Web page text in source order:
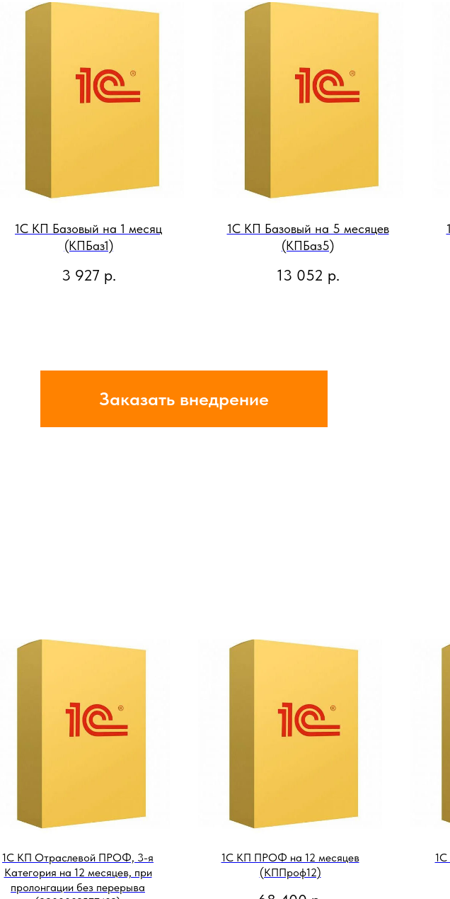
1С КП Базовый на 1 месяц
(КПБаз1)
3 927 р.
1С КП Базовый на 5 месяцев
(КПБаз5)
13 052 р.
Заказать внедрение
1С КП Отраслевой ПРОФ, 3-я
Категория на 12 месяцев, при
пролонгации без перерыва
1С КП ПРОФ на 12 месяцев
(КППроф12)
1С